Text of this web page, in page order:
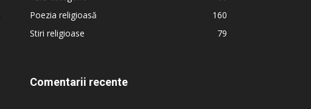
Poezia religioasă
160
Stiri religioase
79
Comentarii recente